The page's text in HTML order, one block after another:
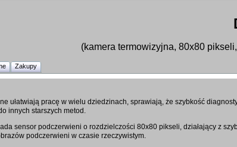
(kamera termowizyjna, 80x80
Zakupy
ułatwiają pracę w wielu dziedzinach, sprawiają, że szybkość
innych starszych metod.
sensor podczerwieni o rozdzielczości 80x80 pikseli, działający z
podczerwieni w czasie rzeczywistym.